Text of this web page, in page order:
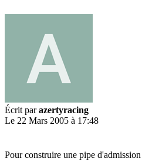
Écrit parazertyracing
Le 22 Mars 2005 à 17:48
Pour construire une pipe